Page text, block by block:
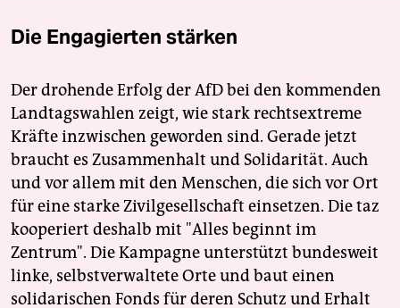
Die Engagierten stärken
Der drohende Erfolg der AfD bei den kommenden
Landtagswahlen zeigt, wie stark rechtsextreme
Kräfte inzwischen geworden sind. Gerade jetzt
braucht es Zusammenhalt und Solidarität. Auch
und vor allem mit den Menschen, die sich vor Ort
für eine starke Zivilgesellschaft einsetzen. Die taz
kooperiert deshalb mit "Alles beginnt im
Zentrum". Die Kampagne unterstützt bundesweit
linke, selbstverwaltete Orte und baut einen
solidarischen Fonds für deren Schutz und Erhalt